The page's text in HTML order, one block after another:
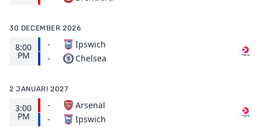
30 DECEMBER 2026
8:00
PM
-
-
Ipswich
Chelsea
2 JANUARI 2027
3:00
PM
-
-
Arsenal
Ipswich